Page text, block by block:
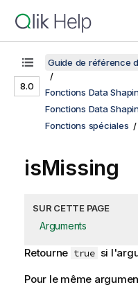
8.0
Guide de référence
Fonctions Data
Fonctions Data
Fonctions spéciales
isMissing
SUR CETTE PAGE
Arguments
Retourne true si
Pour le même